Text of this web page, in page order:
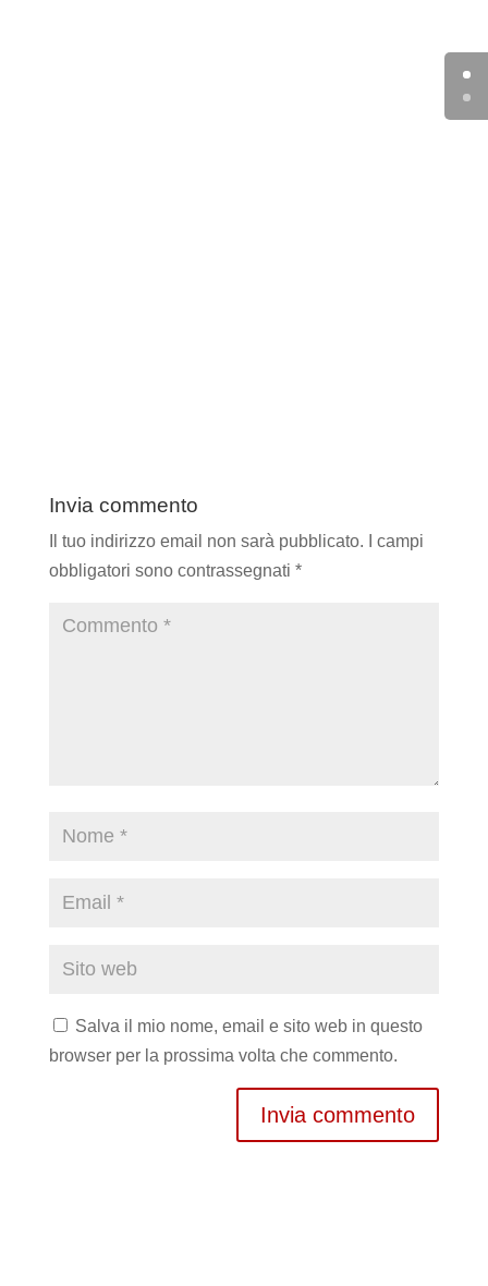
Invia commento
Il tuo indirizzo email non sarà pubblicato.
I campi
obbligatori sono contrassegnati *
Salva il mio nome, email e sito web in questo
browser per la prossima volta che commento.